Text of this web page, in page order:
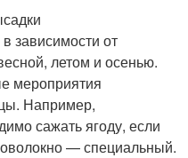
зависимости от
летом и осенью.
мероприятия
Например,
сажать ягоду, если
— специальный.